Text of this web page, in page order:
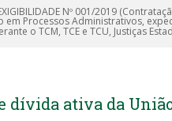
Nº 001/2019
Processos Administrativos,
o TCM, TCE e TCU, Justiças
dívida ativa da